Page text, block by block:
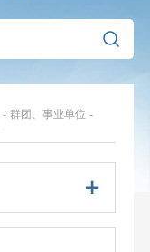
- 群团、事业单位 -